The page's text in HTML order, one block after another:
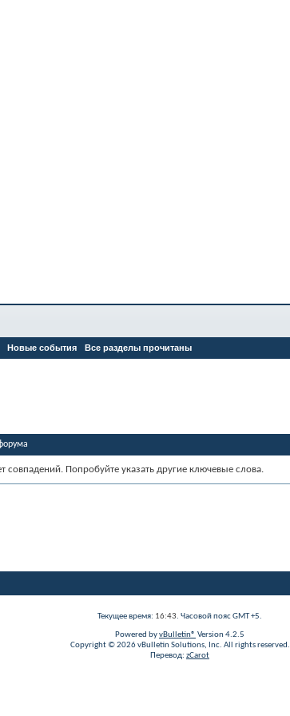
Новые события Все разделы прочитаны
совпадений. Попробуйте указать другие ключевые слова.
Текущее время: 16:43. Часовой пояс GMT +5.
Powered byvBulletin® Version 4.2.5
Copyright © 2026 vBulletin Solutions, Inc. All rights reserved.
Перевод: zCarot